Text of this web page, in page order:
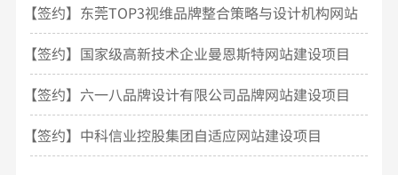
【签约】东莞TOP3视维品牌整合策略与设计机构网站
建设
【签约】国家级高新技术企业曼恩斯特网站建设项目
【签约】六一八品牌设计有限公司品牌网站建设项目
【签约】中科信业控股集团自适应网站建设项目